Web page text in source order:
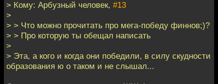
> Кому: Арбузный человек, #13
>
> > Что можно прочитать про мега-победу финнов;)?
> > Про которую ты обещал написать
>
> Эта, а кого и когда они победили, в силу скудности
образования ю о таком и не слышал...